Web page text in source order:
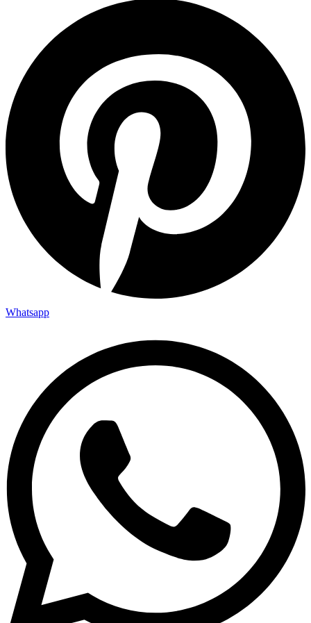
Whatsapp